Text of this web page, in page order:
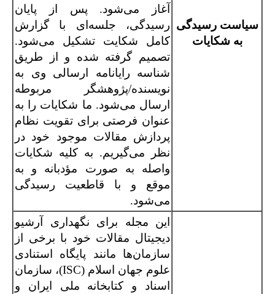
سیاست رسیدگی
به شکایات
آغاز می‌شود. پس از پایان
رسیدگی، جلسه‌ای با گزارش
کامل شکایت تشکیل می‌شود.
تصمیم گرفته شده و از طریق
شناسه رایانامه ارسالی وی به
نویسنده/پژوهشگر مربوطه
ارسال می‌شود. ما شکایات را به
عنوان فرصتی برای تقویت نظام
پردازش مقالات موجود خود در
نظر می‌گیریم. به کلیه شکایات
واصله به صورت مؤدبانه و به
موقع و با قاطعیت رسیدگی
می‌شود.
این مجله برای نگهداری آرشیو
دیجیتال مقالات خود با برخی از
سازمان‌ها مانند پایگاه استنادی
علوم جهان اسلام (ISC)، سازمان
اسناد و کتابخانه ملی ایران و